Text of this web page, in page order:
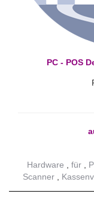
PC - POS
Hardware
für
Scanner